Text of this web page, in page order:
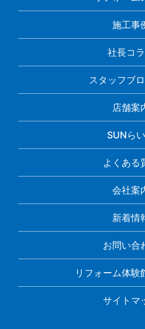
施工事
社長コ
スタッフブ
店舗案
SUNら
よくある
会社案
新着情
お問い合
リフォーム体験
サイトマ